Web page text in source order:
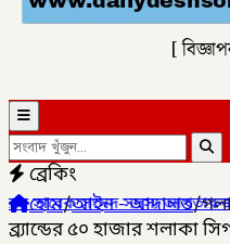
[
ব্রেকিং
সংসদ সদস্য আখতারুজ্জামান
হোম/আইন - আদালত/
ব্র্যান্ডের ৫০ হাজার শলাকা